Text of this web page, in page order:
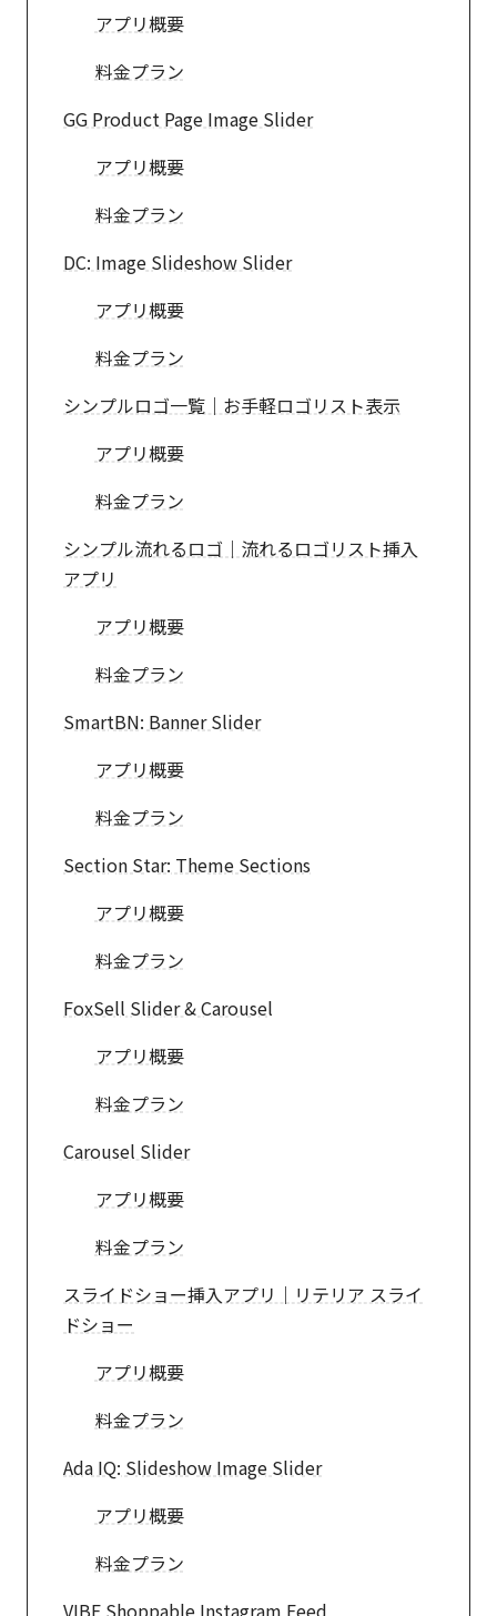
アプリ概要
料金プラン
GG Product Page Image Slider
アプリ概要
料金プラン
DC: Image Slideshow Slider
アプリ概要
料金プラン
シンプルロゴ一覧｜お手軽ロゴリスト表示
アプリ概要
料金プラン
シンプル流れるロゴ｜流れるロゴリスト挿入
アプリ
アプリ概要
料金プラン
SmartBN: Banner Slider
アプリ概要
料金プラン
Section Star: Theme Sections
アプリ概要
料金プラン
FoxSell Slider & Carousel
アプリ概要
料金プラン
Carousel Slider
アプリ概要
料金プラン
スライドショー挿入アプリ｜リテリア スライ
ドショー
アプリ概要
料金プラン
Ada IQ: Slideshow Image Slider
アプリ概要
料金プラン
VIBE Shoppable Instagram Feed